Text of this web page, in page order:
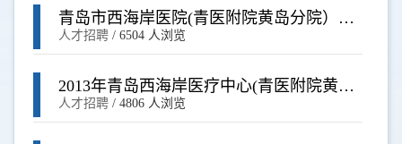
青岛市西海岸医院(青医附院黄岛分院）
2013年第一次公开招聘事业单位工作人员
和青医附院公开招考带薪培训报名情况
人才招聘/ 6504 人浏览
2013年青岛西海岸医疗中心(青医附院黄岛
分院)第一次公开招聘事业单位工作人员和
青医附院招考带薪培训人员资格复审通知
人才招聘/ 4806 人浏览